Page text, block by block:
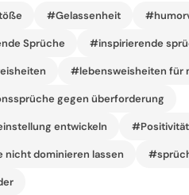
#Gelassenheit
Sprüche #inspirierende
#lebensweisheiten für
gegen überforderung
entwickeln #Positivität
nicht dominieren lassen